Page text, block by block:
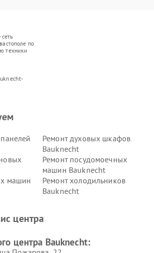
по
техники
Ремонт духовых шкафов
Bauknecht
Ремонт посудомоечных
машин Bauknecht
машин
Ремонт холодильников
Bauknecht
центра
центра Bauknecht: